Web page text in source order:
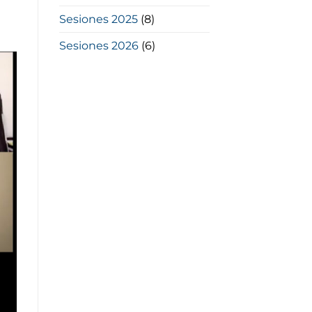
Sesiones 2025(8)
Sesiones 2026(6)